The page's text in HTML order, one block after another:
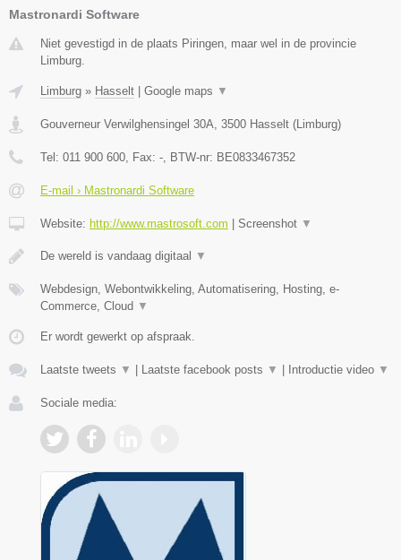
Mastronardi Software
Niet gevestigd in de plaats Piringen, maar wel in de provincie
Limburg.
Limburg » Hasselt Google maps ▼
Gouverneur Verwilghensingel 30A, 3500 Hasselt (Limburg)
Tel: 011 900 600, Fax: -, BTW-nr: BE0833467352
E-mail › Mastronardi Software
Website: http://www.mastrosoft.com Screenshot ▼
De wereld is vandaag digitaal ▼
Webdesign, Webontwikkeling, Automatisering, Hosting, e-
Commerce, Cloud ▼
Er wordt gewerkt op afspraak.
Laatste tweets ▼ Laatste facebook posts ▼ Introductie video ▼
Sociale media: